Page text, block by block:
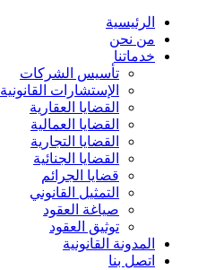
الرئيسية
من نحن
خدماتنا
تأسيس الشركات
الإستشارات القانونية
القضايا العقارية
القضايا العمالية
القضايا التجارية
القضايا الجنائية
قضايا الجرائم
التمثيل القانوني
صياغة العقود
توثيق العقود
المدونة القانونية
اتصل بنا